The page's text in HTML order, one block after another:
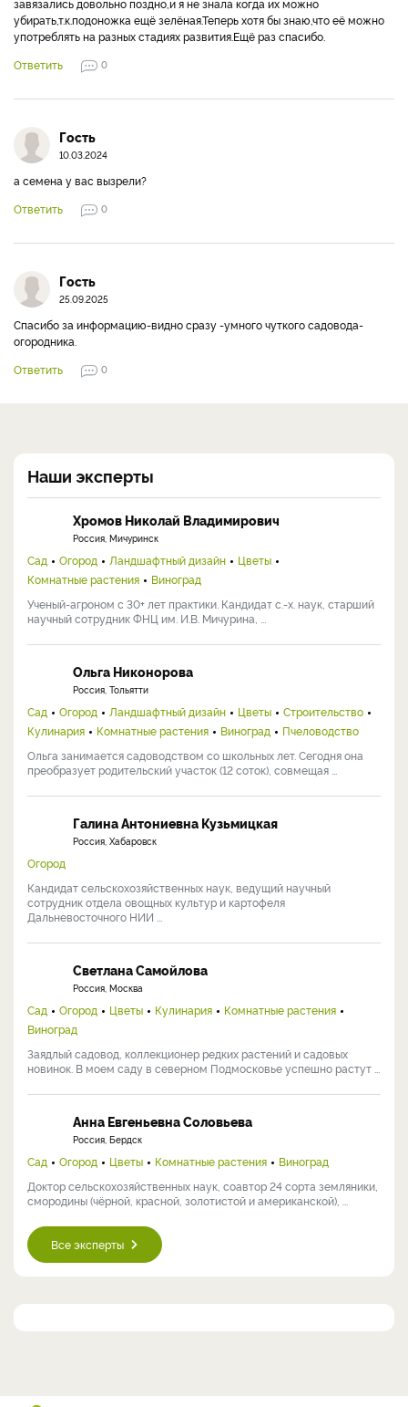
убирать,т.к.подоножка ещё зелёная.Теперь хотя бы знаю,что её можно
употреблять на разных стадиях развития.Ещё раз спасибо.
Ответить
0
Гость
10.03.2024
а семена у вас вызрели?
Ответить
0
Гость
25.09.2025
Спасибо за информацию-видно сразу -умного чуткого садовода-
огородника.
Ответить
0
Наши эксперты
Хромов Николай Владимирович
Россия, Мичуринск
Сад Огород Ландшафтный дизайн
Цветы
Комнатные растения
Виноград
Ученый-агроном с 30+ лет практики. Кандидат с.-х. наук, старший
научный сотрудник ФНЦ им. И.В. Мичурина, ...
Ольга Никонорова
Россия, Тольятти
Сад Огород Ландшафтный дизайн Цветы
Строительство
Кулинария
Комнатные растения Виноград
Пчеловодство
Ольга занимается садоводством со школьных лет. Сегодня она
преобразует родительский участок (12 соток), совмещая ...
Галина Антониевна Кузьмицкая
Россия, Хабаровск
Огород
Кандидат сельскохозяйственных наук, ведущий научный
сотрудник отдела овощных культур и картофеля
Дальневосточного НИИ ...
Светлана Самойлова
Россия, Москва
Сад Огород Цветы Кулинария
Комнатные растения
Виноград
Заядлый садовод, коллекционер редких растений и садовых
новинок. В моем саду в северном Подмосковье успешно растут ...
Анна Евгеньевна Соловьева
Россия, Бердск
Сад Огород Цветы Комнатные растения
Виноград
Доктор сельскохозяйственных наук, соавтор 24 сорта земляники,
смородины (чёрной, красной, золотистой и американской), ...
Все эксперты